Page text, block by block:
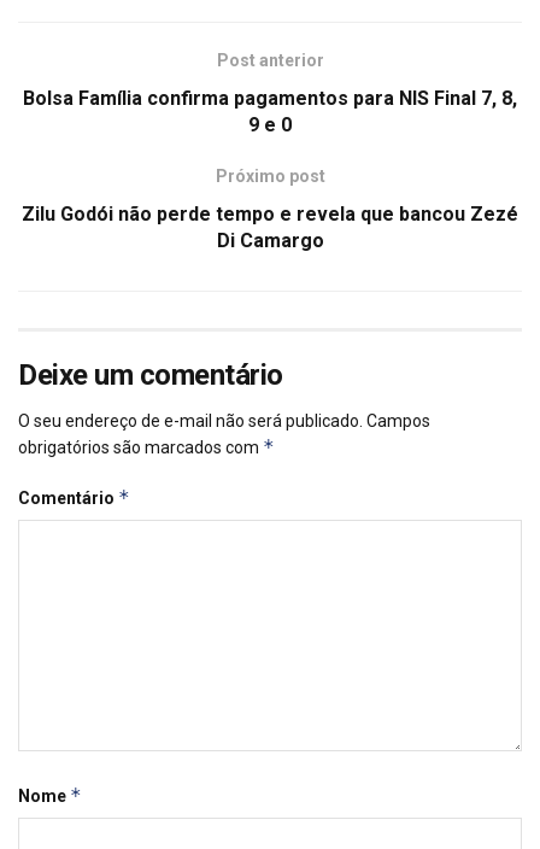
Post anterior
Bolsa Família confirma pagamentos para NIS Final 7, 8,
9 e 0
Próximo post
Zilu Godói não perde tempo e revela que bancou Zezé
Di Camargo
Deixe um comentário
O seu endereço de e-mail não será publicado. Campos
obrigatórios são marcados com *
Comentário *
Nome *